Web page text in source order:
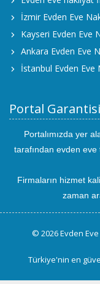
İzmir Evden Eve
Kayseri Evden Eve
Ankara Evden Eve
İstanbul Evden Eve
Portal Garantisi
Portalımızda yer
tarafından evden eve
Firmaların hizmet
zaman
© 2026 Evden Eve
Türkiye'nin en